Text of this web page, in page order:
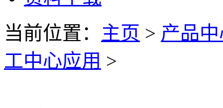
当前位置： 主页 > 产品
工中心应用 >